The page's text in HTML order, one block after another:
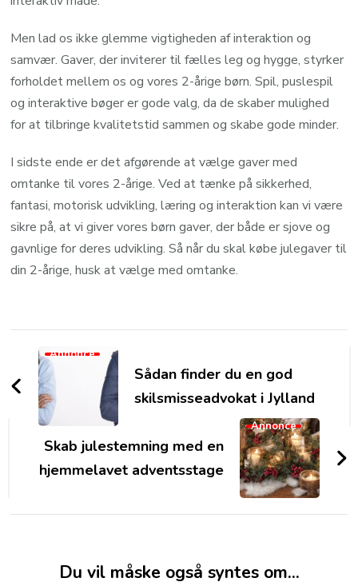
Men lad os ikke glemme vigtigheden af interaktion og
samvær. Gaver, der inviterer til fælles leg og hygge, styrker
forholdet mellem os og vores 2-årige børn. Spil, puslespil
og interaktive bøger er gode valg, da de skaber mulighed
for at tilbringe kvalitetstid sammen og skabe gode minder.
I sidste ende er det afgørende at vælge gaver med
omtanke til vores 2-årige. Ved at tænke på sikkerhed,
fantasi, motorisk udvikling, læring og interaktion kan vi være
sikre på, at vi giver vores børn gaver, der både er sjove og
gavnlige for deres udvikling. Så når du skal købe julegaver til
din 2-årige, husk at vælge med omtanke.
Post
Navigation
Annonce
Sådan finder du en god
skilsmisseadvokat i Jylland
Annonce
Skab julestemning med en
hjemmelavet adventsstage
Du vil måske også syntes om...